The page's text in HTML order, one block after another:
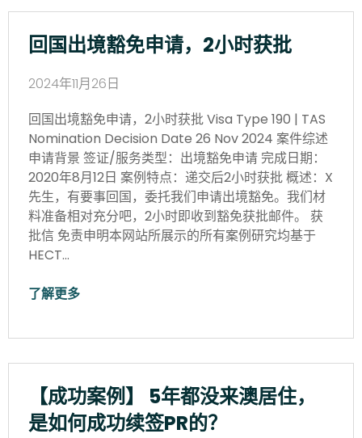
回国出境豁免申请，2小时获批
2024年11月26日
回国出境豁免申请，2小时获批 Visa Type 190 | TAS
Nomination Decision Date 26 Nov 2024 案件综述
申请背景 签证/服务类型：出境豁免申请 完成日期：
2020年8月12日 案例特点：递交后2小时获批 概述：X
先生，有要事回国，委托我们申请出境豁免。我们材
料准备相对充分吧，2小时即收到豁免获批邮件。 获
批信 免责申明本网站所展示的所有案例研究均基于
HECT…
了解更多
【成功案例】 5年都没来澳居住，
是如何成功续签PR的？